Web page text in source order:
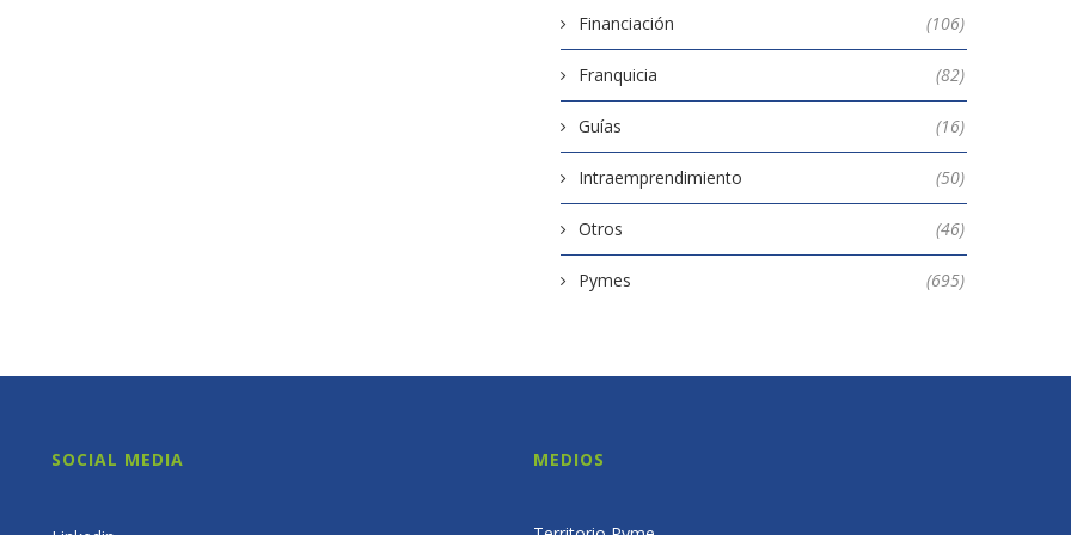
Financiación (106)
Franquicia (82)
Guías (16)
Intraemprendimiento (50)
Otros (46)
Pymes (695)
SOCIAL MEDIA MEDIOS